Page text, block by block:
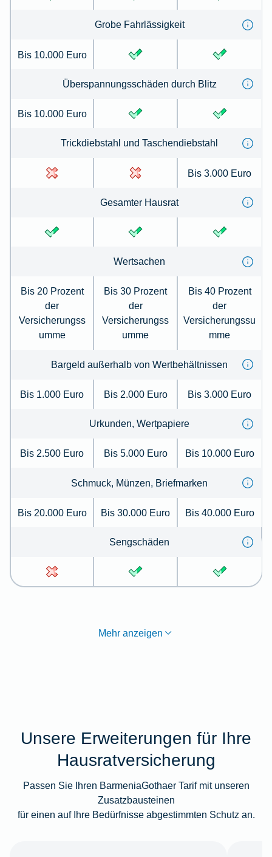
Grobe Fahrlässigkeit
Bis 10.000 Euro
Überspannungsschäden durch Blitz
Bis 10.000 Euro
Trickdiebstahl und Taschendiebstahl
Bis 3.000 Euro
Gesamter Hausrat
Wertsachen
Bis 20 Prozent
der
Versicherungss
umme
Bis 30 Prozent
der
Versicherungss
umme
Bis 40 Prozent
der
Versicherungssu
mme
Bargeld außerhalb von Wertbehältnissen
Bis 1.000 Euro Bis 2.000 Euro Bis 3.000 Euro
Urkunden, Wertpapiere
Bis 2.500 Euro Bis 5.000 Euro Bis 10.000 Euro
Schmuck, Münzen, Briefmarken
Bis 20.000 Euro Bis 30.000 Euro Bis 40.000 Euro
Sengschäden
Mehr anzeigen
Unsere Erweiterungen für Ihre
Hausratversicherung
Passen Sie Ihren BarmeniaGothaer Tarif mit unseren
Zusatzbausteinen
für einen auf Ihre Bedürfnisse abgestimmten Schutz an.